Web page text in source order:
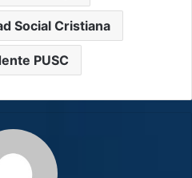
Social Cristiana
PUSC